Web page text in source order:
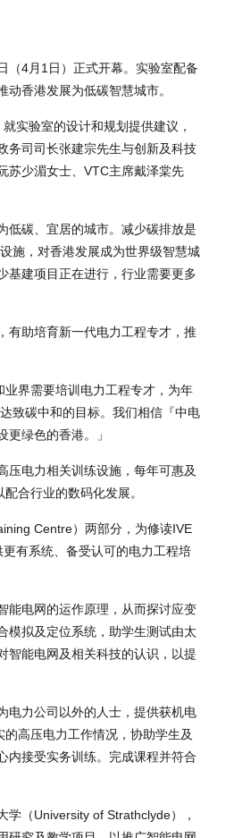
（4月1日）正式开幕。实验室配备
香港发展为低碳智慧城市。
实验室的设计和规划提供建议，
务司司长张建宗先生与创新及科技
苏少湄女士、VTC主席戴泽棠先
低碳、宜居的城市。减少碳排放是
施，对香港发展成为世界级智慧城
基建项目正在进行，行业需要更多
有助培育新一代电力工程专才，推
界需要培训电力工程专才，为年
致碳中和的目标。我们相信『中电
绿色的香港。」
压电力相关训练设施，每年可惠及
合行业的数码化发展。
Centre）两部分，为修读IVE
有系统、备受认可的电力工程培
能电网的运作原理，从而探讨应变
模拟及定位系统，助学生测试由太
智能电网及相关科技的认识，以提
电力公司以外的人士，提供获机电
高压电力工作情况，协助学生及
内接受实务训练。完成课程并符合
（University of Strathclyde），